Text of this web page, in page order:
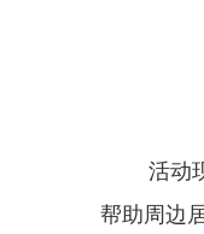
活动
帮助周边